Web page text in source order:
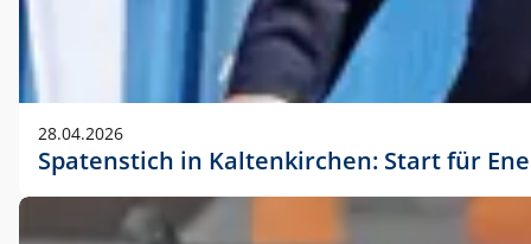
28.04.2026
Spatenstich in Kaltenkirchen: Start für